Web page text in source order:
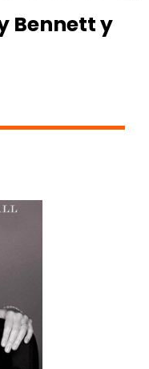
Bennett y